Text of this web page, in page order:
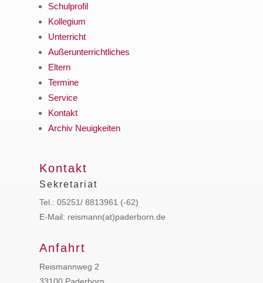
Schulprofil
Kollegium
Unterricht
Außerunterrichtliches
Eltern
Termine
Service
Kontakt
Archiv Neuigkeiten
Kontakt
Sekretariat
Tel.: 05251/ 8813961 (-62)
E-Mail: reismann(at)paderborn.de
Anfahrt
Reismannweg 2